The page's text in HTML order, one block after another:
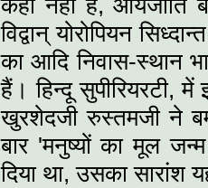
कहीं नहीं है,
विद्वान् योरोपियन
का आदि निवास-स्थान
हैं। हिन्दू सुपीरियरटी,
खुरशेदजी रुस्तमजी ने
बार 'मनुष्यों का मूल
दिया था, उसका सारांश